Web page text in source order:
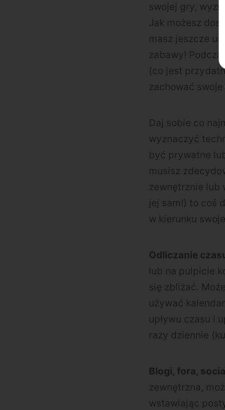
swojej gry,
Jak możesz
masz jeszcze
zabawy!
(co jest
zachować
Daj sobie co
wyznaczyć
być prywatne
musisz
zewnętrznie lub
jej sam!) to coś
w kierunku
Odliczanie
lub na pulpicie
się zbliżać.
używać
upływu czasu i
razy dziennie
Blogi, fora,
zewnętrzna,
wstawiając